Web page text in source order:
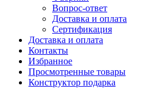
Вопрос-ответ
Доставка и оплата
Сертификация
Доставка и оплата
Контакты
Избранное
Просмотренные товары
Конструктор подарка